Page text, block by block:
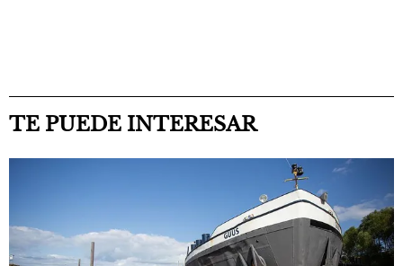
TE PUEDE INTERESAR